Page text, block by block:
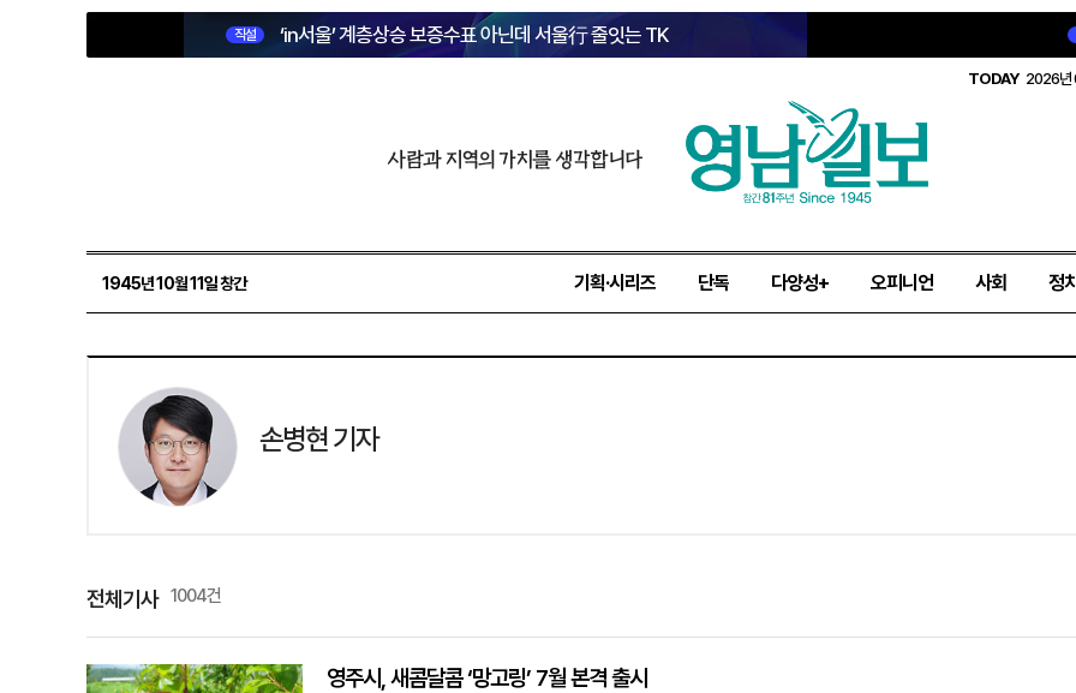
직설 ‘in서울’ 계층상승 보증수표 아닌데 서울行 줄잇는 TK
TODAY 2026년
사람과 지역의 가치를 생각합니다
1945년 10월 11일 창간 기획·시리즈 단독 다양성+ 오피니언 사회 정치
손병현 기자
전체기사 1004건
영주시, 새콤달콤 ‘망고링’ 7월 본격 출시